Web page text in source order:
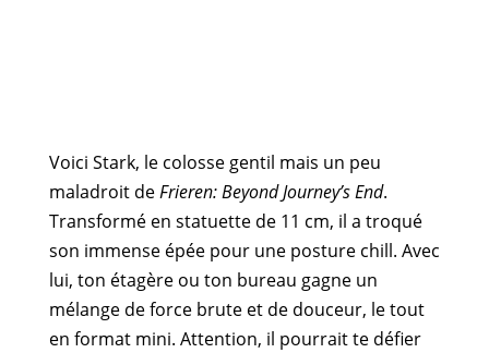
Voici Stark, le colosse gentil mais un peu
maladroit deFrieren: Beyond Journey’s End.
Transformé en statuette de 11 cm, il a troqué
son immense épée pour une posture chill. Avec
lui, ton étagère ou ton bureau gagne un
mélange de force brute et de douceur, le tout
en format mini. Attention, il pourrait te défier